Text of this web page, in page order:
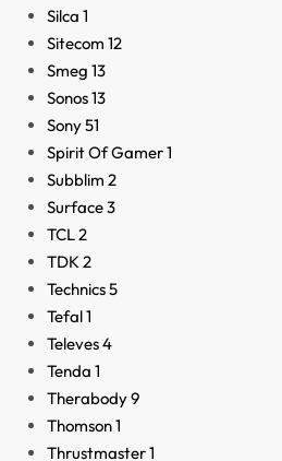
Silca 1
Sitecom 12
Smeg 13
Sonos13
Sony51
Spirit Of Gamer1
Subblim 2
Surface3
TCL2
TDK 2
Technics5
Tefal1
Televes4
Tenda 1
Therabody9
Thomson1
Thrustmaster1